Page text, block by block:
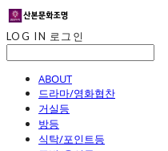
LOG IN 로그인
ABOUT
드라마/영화협찬
거실등
방등
식탁/포인트등